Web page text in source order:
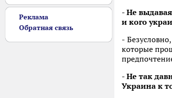
Реклама
Обратная связь
- Не
и кого
-
которые
- Не так
Украина к